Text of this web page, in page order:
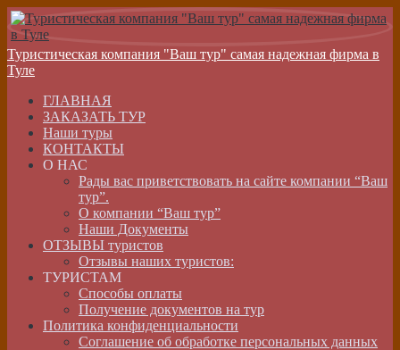
Туристическая компания "Ваш тур" самая надежная фирма в
Туле
ГЛАВНАЯ
ЗАКАЗАТЬ ТУР
Наши туры
КОНТАКТЫ
О НАС
Рады вас приветствовать на сайте компании “Ваш
тур”.
О компании “Ваш тур”
Наши Документы
ОТЗЫВЫ туристов
Отзывы наших туристов:
ТУРИСТАМ
Способы оплаты
Получение документов на тур
Политика конфиденциальности
Соглашение об обработке персональных данных